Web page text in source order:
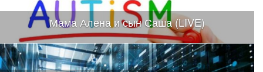
Мама Алена и сын Саша (LIVE)